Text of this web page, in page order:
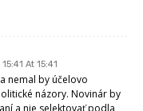
At 15:41
nemal by účelovo
názory. Novinár by